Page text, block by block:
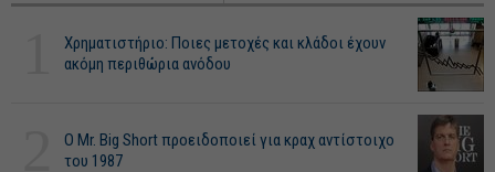
Χρηματιστήριο: Ποιες μετοχές και κλάδοι έχουν
ακόμη περιθώρια ανόδου
O Mr. Big Short προειδοποιεί για κραχ αντίστοιχο
του 1987